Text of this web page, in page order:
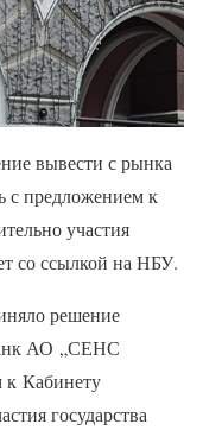
вывести с рынка
предложением к
участия
со ссылкой на НБУ.
решение
АО „СЕНС
Кабинету
государства